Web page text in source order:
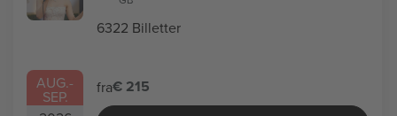
AUG.-
SEP.
6322 Billetter
fra€ 215